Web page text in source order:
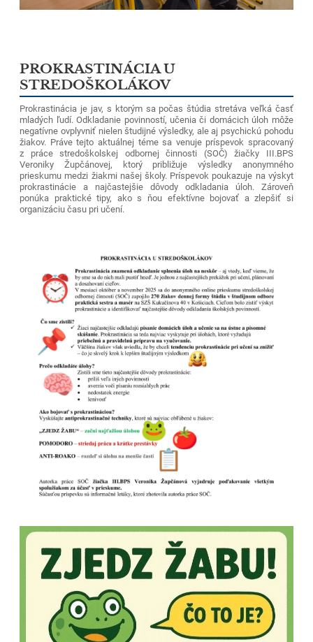
PROKRASTINÁCIA U
STREDOŠKOLÁKOV
Prokrastinácia je jav, s ktorým sa počas štúdia stretáva veľká časť
mladých ľudí. Odkladanie povinností, učenia či domácich úloh môže
negatívne ovplyvniť nielen študijné výsledky, ale aj psychickú pohodu
žiakov. Práve tejto aktuálnej téme sa venuje príspevok spracovaný
z práce stredoškolskej odbornej činnosti (SOČ) žiačky III.BPS
Veroniky Župčánovej, ktorý približuje výsledky anonymného
prieskumu medzi žiakmi našej školy. Príspevok poukazuje na výskyt
prokrastinácie a najčastejšie dôvody odkladania úloh. Zároveň
ponúka praktické tipy, ako s ňou efektívne bojovať a zlepšiť si
organizáciu času pri učení.